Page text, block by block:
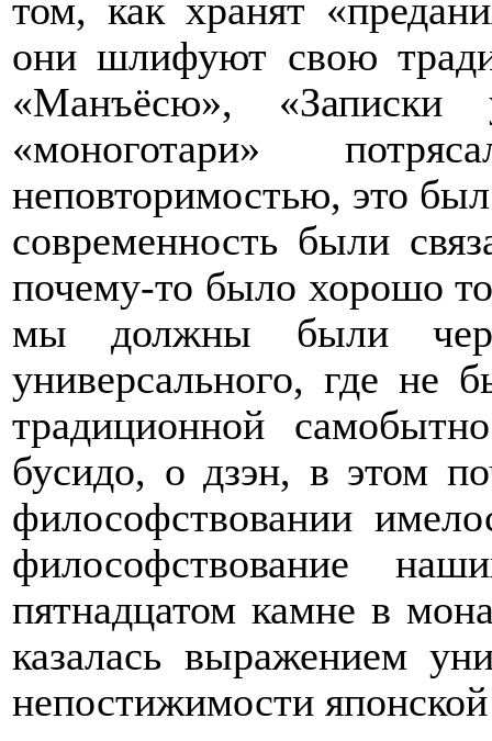
том, как хранят
они шлифуют свою
«Манъёсю», «Записки
«моноготари»
неповторимостью, это
современность были
почему-то было хорошо
мы должны были
универсального, где не
традиционной
бусидо, о дзэн, в этом
философствовании
философствование
пятнадцатом камне в
казалась выражением
непостижимости